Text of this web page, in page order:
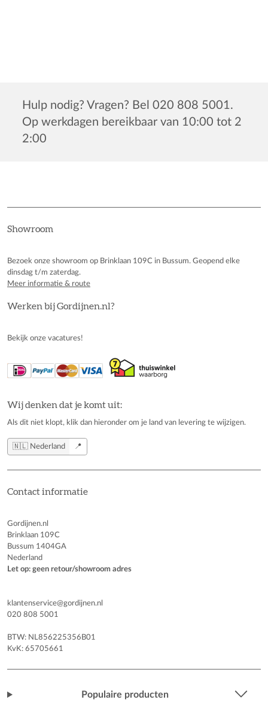
Hulp nodig? Vragen? Bel 020 808 5001.
Op werkdagen bereikbaar van 10:00 tot 2
2:00
Showroom
Bezoek onze showroom op Brinklaan 109C in Bussum. Geopend elke
dinsdag t/m zaterdag.
Meer informatie & route
Werken bij Gordijnen.nl?
Bekijk onze vacatures!
Wij denken dat je komt uit:
Als dit niet klopt, klik dan hieronder om je land van levering te wijzigen.
🇳🇱 Nederland 📍
Contact informatie
Gordijnen.nl
Brinklaan 109C
Bussum 1404GA
Nederland
Let op: geen retour/showroom adres
klantenservice@gordijnen.nl
020 808 5001
BTW: NL856225356B01
KvK: 65705661
Populaire producten